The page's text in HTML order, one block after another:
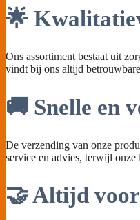
🌟
Ons assortiment bestaat uit
vindt bij ons altijd
🚚 Snelle en
De verzending van onze
service en advies, terwijl
🤝 Altijd